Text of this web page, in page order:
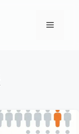
メ
ー